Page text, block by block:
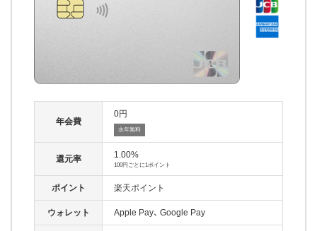
年会費
0
永年無料
還元率 1.00%
100円ごとに1ポイント
ポイント 楽天ポイント
ウォレット Apple Pay Google Pay